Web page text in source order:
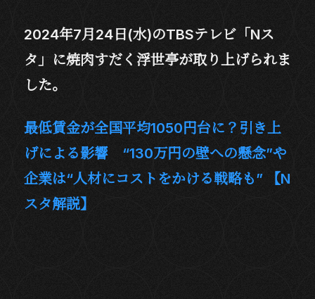
2024年7月24日(水)のTBSテレビ「Nス
タ」に焼肉すだく浮世亭が取り上げられま
した。
最低賃金が全国平均1050円台に？引き上
げによる影響 “130万円の壁への懸念”や
企業は“人材にコストをかける戦略も” 【N
スタ解説】